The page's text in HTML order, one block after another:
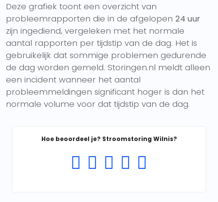
Deze grafiek toont een overzicht van
probleemrapporten die in de afgelopen 24 uur
zijn ingediend, vergeleken met het normale
aantal rapporten per tijdstip van de dag. Het is
gebruikelijk dat sommige problemen gedurende
de dag worden gemeld. Storingen.nl meldt alleen
een incident wanneer het aantal
probleemmeldingen significant hoger is dan het
normale volume voor dat tijdstip van de dag.
Hoe beoordeel je? Stroomstoring Wilnis?